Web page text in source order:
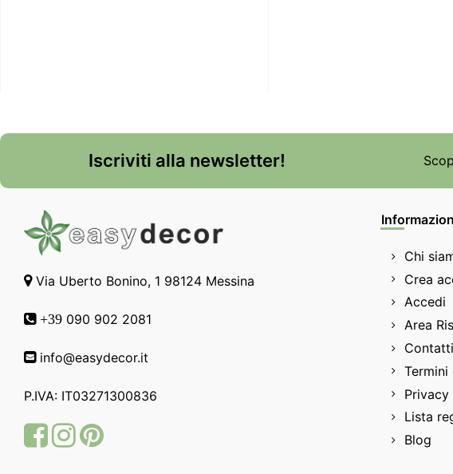
Iscriviti alla newsletter!
Via Uberto Bonino, 1 98124 Messina
+39 090 902 2081
info@easydecor.it
P.IVA: IT03271300836
FacebookInstagram
Pinterest
Chi
Crea
Accedi
Area
Contatti
Lista
Blog